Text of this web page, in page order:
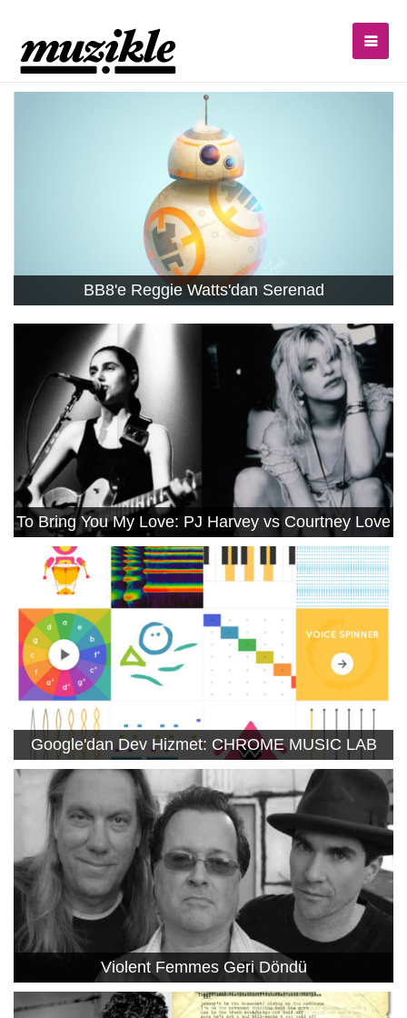
BB8'e Reggie Watts'dan Serenad
To Bring You My Love: PJ Harvey vs Courtney Love
Google'dan Dev Hizmet: CHROME MUSIC LAB
Violent Femmes Geri Döndü